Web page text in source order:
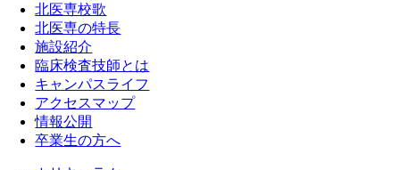
北医専校歌
北医専の特長
施設紹介
臨床検査技師とは
キャンパスライフ
アクセスマップ
情報公開
卒業生の方へ